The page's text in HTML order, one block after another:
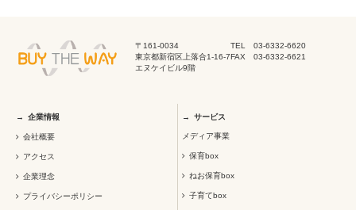
〒161-0034
東京都新宿区上落合1-16-7
エヌケイビル9階
TEL 03-6332-6620
FAX 03-6332-6621
企業情報
会社概要
アクセス
企業理念
プライバシーポリシー
サービス
メディア事業
保育box
ねお保育box
子育てbox